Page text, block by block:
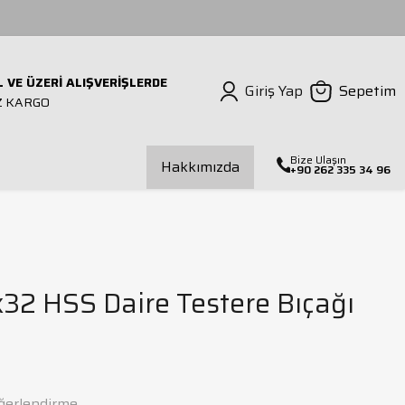
ÜZERİ ALIŞVERİŞLERDE
KARGO
Giriş Yap Sepetim
Bağlama Seti
Hakkımızda Bize Ulaşın
+90 262 335 34 96
HSS Daire Testere Bıçağı